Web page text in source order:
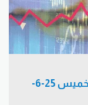
التحليل الفني اليومي للعملات يوم الخميس 25-6-